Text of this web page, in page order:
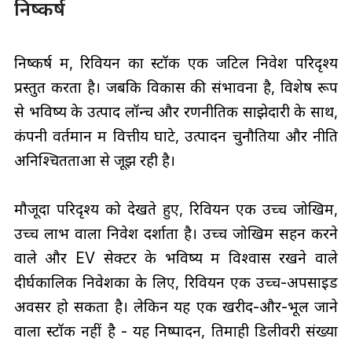
निष्कर्ष
निष्कर्ष में, रिवियन का स्टॉक एक जटिल निवेश परिदृश्य
प्रस्तुत करता है। जबकि विकास की संभावना है, विशेष रूप
से भविष्य के उत्पाद लॉन्च और रणनीतिक साझेदारी के साथ,
कंपनी वर्तमान में वित्तीय घाटे, उत्पादन चुनौतियों और नीति
अनिश्चितताओं से जूझ रही है।
मौजूदा परिदृश्य को देखते हुए, रिवियन एक उच्च जोखिम,
उच्च लाभ वाला निवेश दर्शाता है। उच्च जोखिम सहन करने
वाले और EV सेक्टर के भविष्य में विश्वास रखने वाले
दीर्घकालिक निवेशकों के लिए, रिवियन एक उच्च-अपसाइड
अवसर हो सकता है। लेकिन यह एक खरीद-और-भूल जाने
वाला स्टॉक नहीं है - यह निष्पादन, तिमाही डिलीवरी संख्या